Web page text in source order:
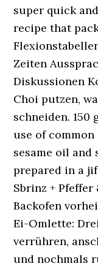
super quick
recipe that
Zeiten
Diskussionen
Choi putzen,
schneiden. 150
use of
sesame oil and
prepared in a
Sbrinz + Pfeffer
Backofen
Ei-Omlette:
verrühren,
und nochmals